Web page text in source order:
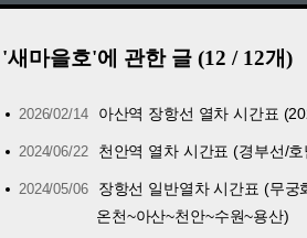
'새마을호'에 관한 글 (12 / 12개)
2026/02/14 아산역 장항선 열차 시간표
2024/06/22 천안역 열차 시간표 (경부선/
2024/05/06
장항선 일반열차 시간표 (무
온천~아산~천안~수원~용산)